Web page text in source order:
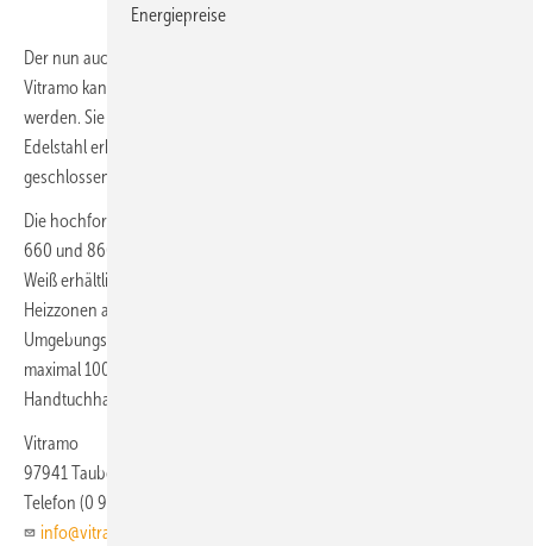
Der nun auch in Anthrazit lieferbare
Vitramo kann optional um bis zu drei Handtuchhalter erweitert
werden. Sie sind in verchromtem Metall oder matt gebürstetem
Edelstahl erhältlich und können links- oder rechtsseitig offen oder
geschlossen befestigt werden.
Die hochformatigen Heizelemente sind in den Leistungsgrößen 560,
660 und 860 W neben der neuen Farbe Anthrazit auch in schlichtem
Weiß erhältlich. Eine Besonderheit: Die Badheizkörper sind in zwei
Heizzonen aufgeteilt. Die obere erreicht bei einer
Umgebungstemperatur von 20 °C eine Oberflächentemperatur von
maximal 100 °C, während die Temperatur im unteren Bereich, wo die
Handtuchhalter montiert werden, auf 70 °C limitiert ist.
Vitramo
97941 Tauberbischofsheim
Telefon (0 93 41) 8 49 57 17
info@vitramo.com
Energiepreise